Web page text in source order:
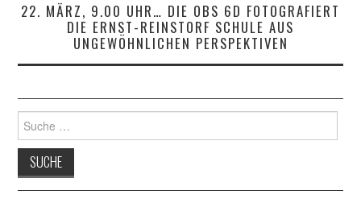
22. MÄRZ, 9.00 UHR… DIE OBS 6D FOTOGRAFIERT
DIE ERNST-REINSTORF SCHULE AUS
UNGEWÖHNLICHEN PERSPEKTIVEN
Suche
nach: